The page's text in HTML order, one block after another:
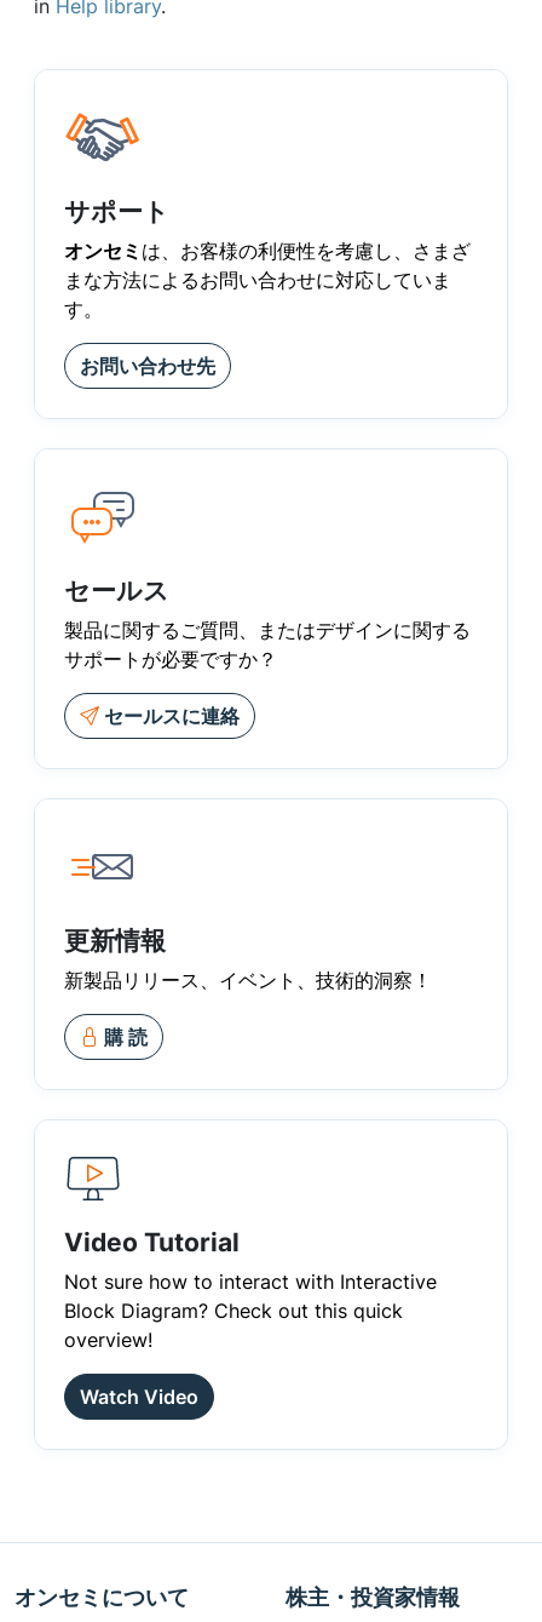
in Help library.
サポート
オンセミ は、お客様の利便性を考慮し、さまざ
まな方法によるお問い合わせに対応していま
す。
お問い合わせ先
セールス
製品に関するご質問、またはデザインに関する
サポートが必要ですか？
セールスに連絡
更新情報
新製品リリース、イベント、技術的洞察！
購 読
Video Tutorial
Not sure how to interact with Interactive
Block Diagram? Check out this quick
overview!
Watch Video
オンセミについて 株主・投資家情報